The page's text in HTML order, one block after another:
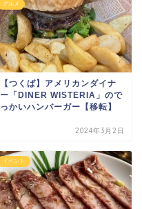
グルメ
【つくば】アメリカンダイナ
ー「DINER WISTERIA」ので
っかいハンバーガー【移転】
2024年3月2日
イベント